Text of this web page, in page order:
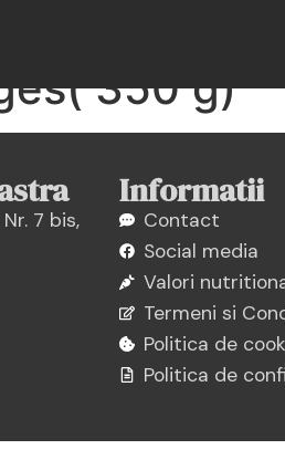
castraveți
350 g)
7 bis,
Informatii
Contact
Social media
Valori
Termeni si
Politica de
Politica de